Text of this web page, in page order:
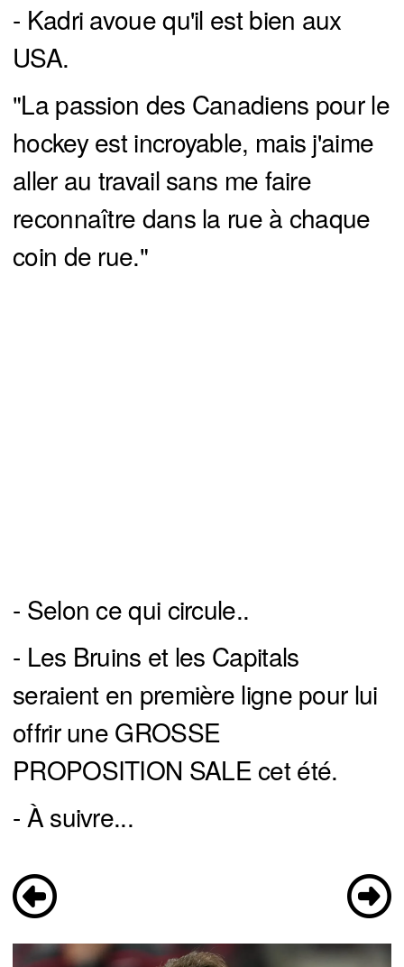
- Kadri avoue qu'il est bien aux
USA.
"La passion des Canadiens pour le
hockey est incroyable, mais j'aime
aller au travail sans me faire
reconnaître dans la rue à chaque
coin de rue."
- Selon ce qui circule..
- Les Bruins et les Capitals
seraient en première ligne pour lui
offrir une GROSSE
PROPOSITION SALE cet été.
- À suivre...